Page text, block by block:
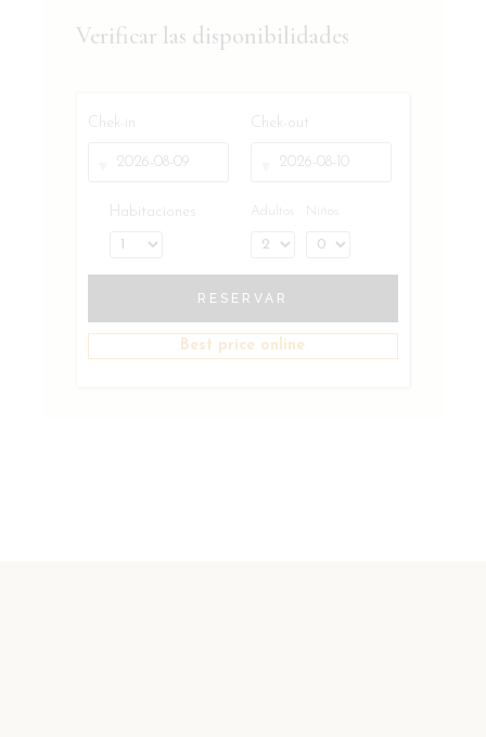
Verificar las disponibilidades
Chek-in Chek-out
Habitaciones Adultos
RESERVAR
Best price online